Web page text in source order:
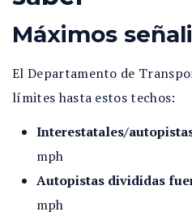
Máximos
El Departamento de
límites hasta estos techos:
Interestatales/
mph
Autopistas divididas
mph